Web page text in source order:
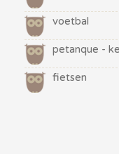
voetbal
petanque -
fietsen